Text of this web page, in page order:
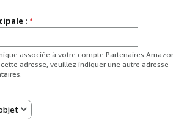
: *
associée à votre compte Partenaires
adresse, veuillez indiquer une autre adresse